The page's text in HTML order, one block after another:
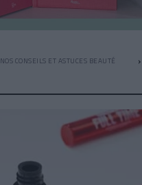
NOS CONSEILS ET ASTUCES BEAUTÉ